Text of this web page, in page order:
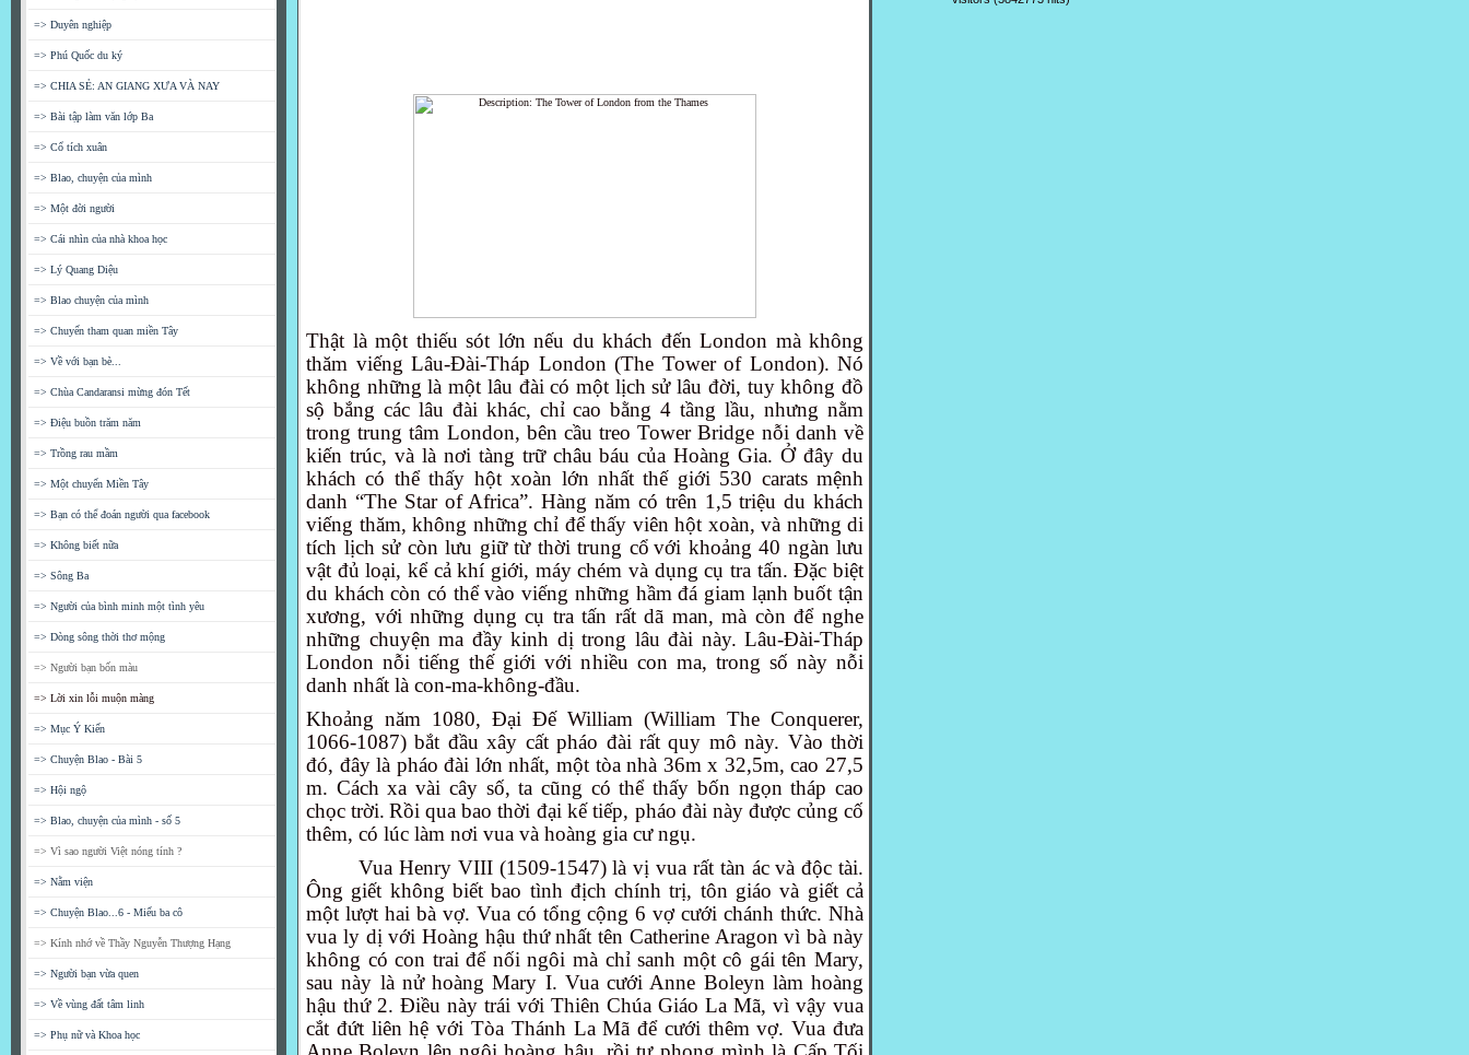
=> Duyên nghiệp
=> Phú Quốc du ký
=> CHIA SẺ: AN GIANG XƯA VÀ NAY
=> Bài tập làm văn lớp Ba
=> Cổ tích xuân
=> Blao, chuyện của mình
=> Một đời người
=> Cái nhìn của nhà khoa học
=> Lý Quang Diệu
=> Blao chuyện của mình
=> Chuyến tham quan miền Tây
=> Về với bạn bè...
=> Chùa Candaransi mừng đón Tết
=> Điệu buồn trăm năm
=> Trồng rau mầm
=> Một chuyến Miền Tây
=> Bạn có thể đoán người qua facebook
=> Không biết nữa
=> Sông Ba
=> Người của bình minh một tình yêu
=> Dòng sông thời thơ mộng
=> Người bạn bốn màu
=> Lời xin lỗi muộn màng
=> Mục Ý Kiến
=> Chuyện Blao - Bài 5
=> Hội ngộ
=> Blao, chuyện của mình - số 5
=> Vì sao người Việt nóng tính ?
=> Nằm viện
=> Chuyện Blao...6 - Miếu ba cô
=> Kính nhớ về Thầy Nguyễn Thượng Hạng
=> Người bạn vừa quen
=> Về vùng đất tâm linh
=> Phụ nữ và Khoa học
Thật là một thiếu sót lớn nếu du khách đến London mà không
thăm viếng Lâu-Đài-Tháp London (The Tower of London). Nó
không những là một lâu đài có một lịch sử lâu đời, tuy không đồ
sộ bắng các lâu đài khác, chỉ cao bằng 4 tầng lầu, nhưng nằm
trong trung tâm London, bên cầu treo Tower Bridge nỗi danh về
kiến trúc, và là nơi tàng trữ châu báu của Hoàng Gia. Ở đây du
khách có thể thấy hột xoàn lớn nhất thế giới 530 carats mệnh
danh “The Star of Africa”. Hàng năm có trên 1,5 triệu du khách
viếng thăm, không những chỉ để thấy viên hột xoàn, và những di
tích lịch sử còn lưu giữ từ thời trung cổ với khoảng 40 ngàn lưu
vật đủ loại, kể cả khí giới, máy chém và dụng cụ tra tấn. Đặc biệt
du khách còn có thể vào viếng những hầm đá giam lạnh buốt tận
xương, với những dụng cụ tra tấn rất dã man, mà còn để nghe
những chuyện ma đầy kinh dị trong lâu đài này. Lâu-Đài-Tháp
London nỗi tiếng thế giới với nhiều con ma, trong số này nỗi
danh nhất là con-ma-không-đầu.
Khoảng năm 1080, Đại Đế William (William The Conquerer,
1066-1087) bắt đầu xây cất pháo đài rất quy mô này. Vào thời
đó, đây là pháo đài lớn nhất, một tòa nhà 36m x 32,5m, cao 27,5
m. Cách xa vài cây số, ta cũng có thể thấy bốn ngọn tháp cao
chọc trời. Rồi qua bao thời đại kế tiếp, pháo đài này được củng cố
thêm, có lúc làm nơi vua và hoàng gia cư ngụ.
Vua Henry VIII (1509-1547) là vị vua rất tàn ác và độc tài.
Ông giết không biết bao tình địch chính trị, tôn giáo và giết cả
một lượt hai bà vợ. Vua có tổng cộng 6 vợ cưới chánh thức. Nhà
vua ly dị với Hoàng hậu thứ nhất tên Catherine Aragon vì bà này
không có con trai để nối ngôi mà chỉ sanh một cô gái tên Mary,
sau này là nử hoàng Mary I. Vua cưới Anne Boleyn làm hoàng
hậu thứ 2. Điều này trái với Thiên Chúa Giáo La Mã, vì vậy vua
cắt đứt liên hệ với Tòa Thánh La Mã để cưới thêm vợ. Vua đưa